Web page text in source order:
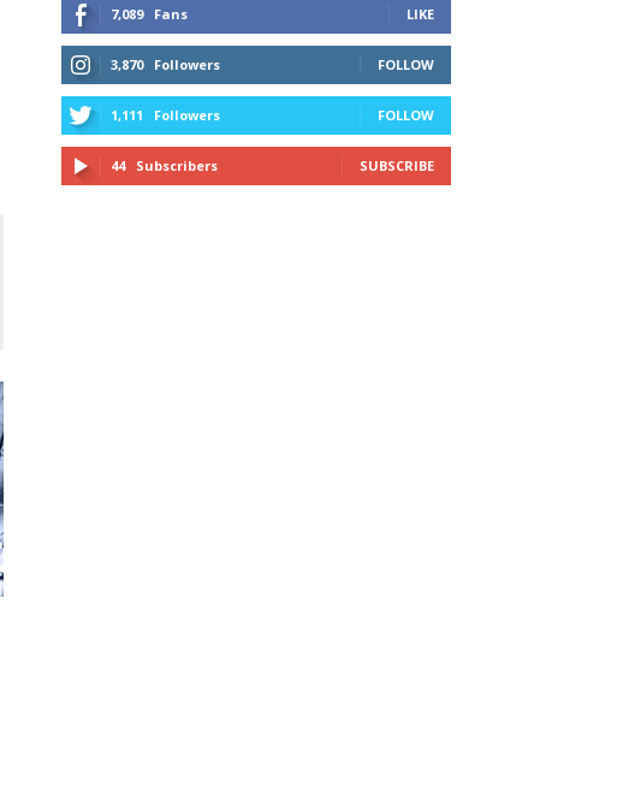
7,089 Fans LIKE
3,870 Followers FOLLOW
1,111 Followers FOLLOW
44 Subscribers SUBSCRIBE